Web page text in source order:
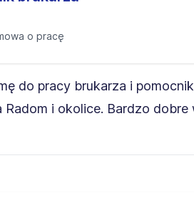
o pracę
do pracy brukarza i
i okolice. Bardzo dobre